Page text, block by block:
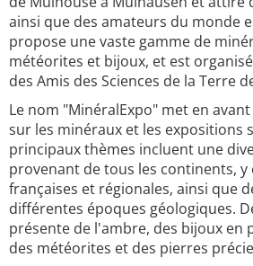
ainsi que des amateurs du monde
propose une vaste gamme de
météorites et bijoux, et est
des Amis des Sciences de la Terre
Le nom "MinéralExpo" met en
sur les minéraux et les expositions
principaux thèmes incluent une
provenant de tous les continents, y
françaises et régionales, ainsi que
différentes époques géologiques.
présente de l'ambre, des bijoux en
des météorites et des pierres